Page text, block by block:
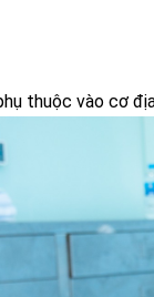
thuộc vào cơ